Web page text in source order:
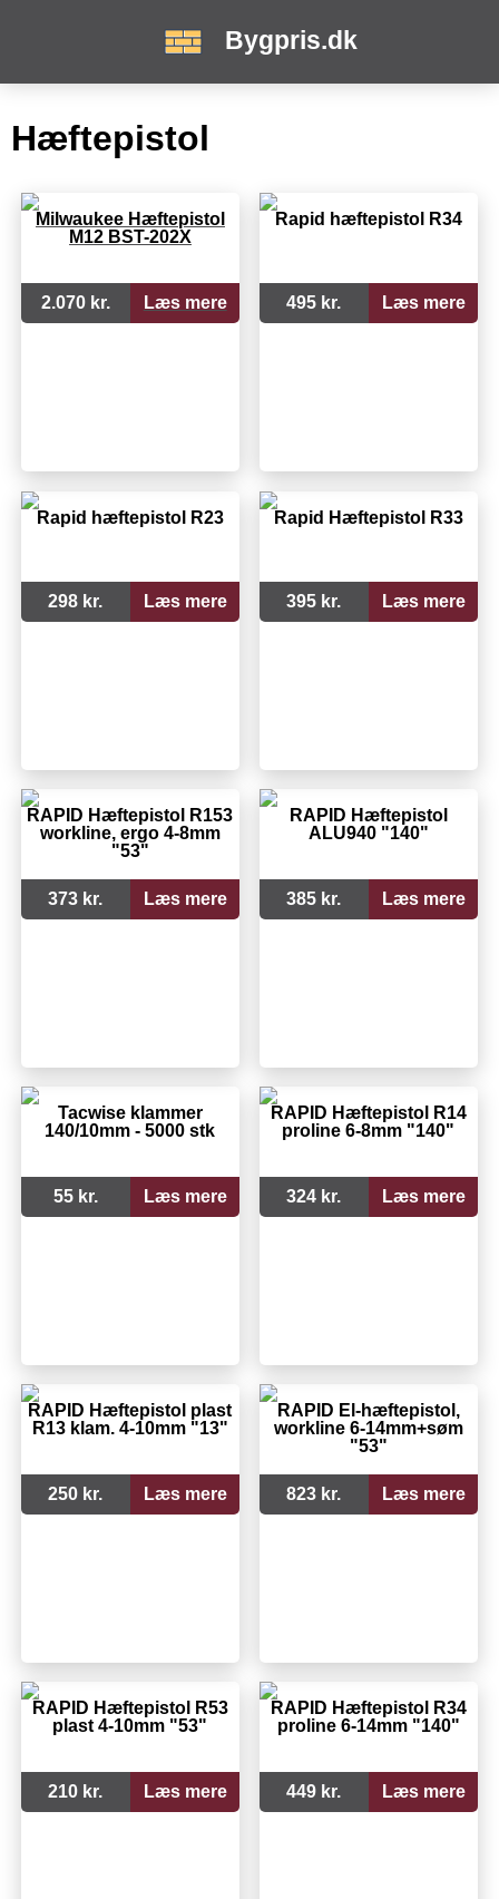
Bygpris.dk
Hæftepistol
Milwaukee Hæftepistol
M12 BST-202X
2.070 kr. Læs mere
Rapid hæftepistol R34
495 kr. Læs mere
Rapid hæftepistol R23
298 kr. Læs mere
Rapid Hæftepistol R33
395 kr. Læs mere
RAPID Hæftepistol R153
workline, ergo 4-8mm
"53"
373 kr. Læs mere
RAPID Hæftepistol
ALU940 "140"
385 kr. Læs mere
Tacwise klammer
140/10mm - 5000 stk
55 kr. Læs mere
RAPID Hæftepistol R14
proline 6-8mm "140"
324 kr. Læs mere
RAPID Hæftepistol plast
R13 klam. 4-10mm "13"
250 kr. Læs mere
RAPID El-hæftepistol,
workline 6-14mm+søm
"53"
823 kr. Læs mere
RAPID Hæftepistol R53
plast 4-10mm "53"
210 kr. Læs mere
RAPID Hæftepistol R34
proline 6-14mm "140"
449 kr. Læs mere